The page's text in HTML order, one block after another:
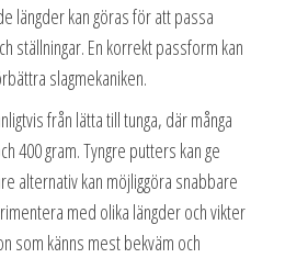
längder kan göras för att passa
ställningar. En korrekt passform kan
slagmekaniken.
från lätta till tunga, där många
400 gram. Tyngre putters kan ge
alternativ kan möjliggöra snabbare
med olika längder och vikter
som känns mest bekväm och